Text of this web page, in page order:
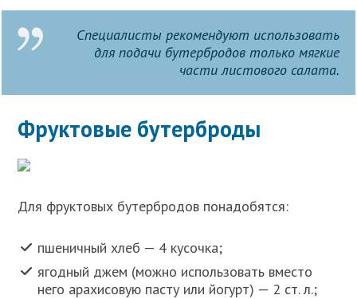
Специалисты рекомендуют использовать
для подачи бутербродов только мягкие
части листового салата.
Фруктовые бутерброды
Для фруктовых бутербродов понадобятся:
пшеничный хлеб — 4 кусочка;
ягодный джем (можно использовать вместо
него арахисовую пасту или йогурт) — 2 ст. л.;